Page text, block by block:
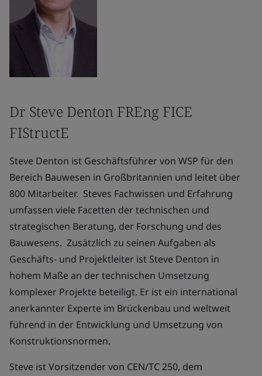
Dr Steve Denton FREng FICE
FIStructE
Steve Denton ist Geschäftsführer von WSP für den
Bereich Bauwesen in Großbritannien und leitet über
800 Mitarbeiter. Steves Fachwissen und Erfahrung
umfassen viele Facetten der technischen und
strategischen Beratung, der Forschung und des
Bauwesens. Zusätzlich zu seinen Aufgaben als
Geschäfts- und Projektleiter ist Steve Denton in
hohem Maße an der technischen Umsetzung
komplexer Projekte beteiligt. Er ist ein international
anerkannter Experte im Brückenbau und weltweit
führend in der Entwicklung und Umsetzung von
Konstruktionsnormen.
Steve ist Vorsitzender von CEN/TC 250, dem